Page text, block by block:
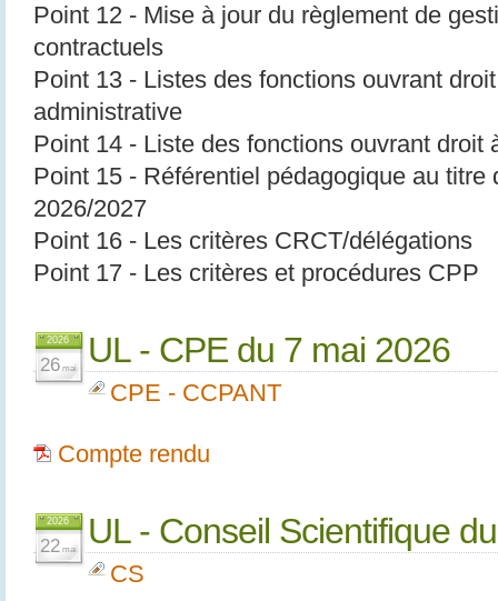
Point 12 - Mise à jour du règlement de
contractuels
Point 13 - Listes des fonctions ouvrant
administrative
Point 14 - Liste des fonctions ouvrant droit
Point 15 - Référentiel pédagogique au titre
2026/2027
Point 16 - Les critères CRCT/délégations
Point 17 - Les critères et procédures CPP
2026
26 mai UL - CPE du 7 mai 2026
CPE - CCPANT
Compte rendu
2026
22 mai UL - Conseil Scientifique
CS